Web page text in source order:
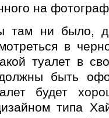
на
там ни было,
в
туалет в
быть
будет
типа